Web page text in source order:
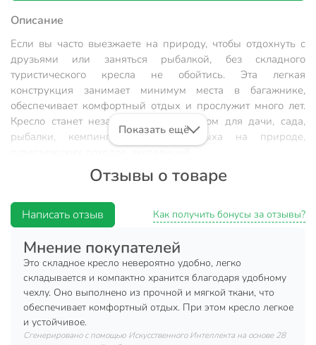
Описание
Если вы часто выезжаете на природу, чтобы отдохнуть с
друзьями или заняться рыбалкой, без складного
туристического кресла не обойтись. Эта легкая
конструкция занимает минимум места в багажнике,
обеспечивает комфортный отдых и прослужит много лет.
Кресло станет незаменимым предметом для дачи, сада,
рыбалки, кемпинга, пикника, отдыха на природе,
Форма сиденья обеспечивает максимально
комфортное положение сидящего.
Складная конструкция — удобно брать с собой на
природу или на дачу.
Характеристики:
Максимальная нагрузка 110 кг.
Размер: 90х80х45 см.
Показать ещё
Отзывы о товаре
Написать отзыв Как получить бонусы за отзывы?
Мнение покупателей
Это складное кресло невероятно удобно, легко
складывается и компактно хранится благодаря удобному
чехлу. Оно выполнено из прочной и мягкой ткани, что
обеспечивает комфортный отдых. При этом кресло легкое
и устойчивое.
Сгенерировано с помощью Искусственного Интеллекта на основе 28